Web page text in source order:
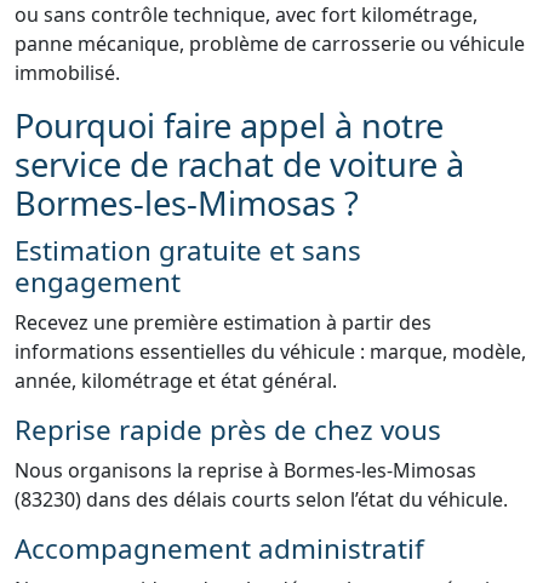
ou sans contrôle technique, avec fort kilométrage,
panne mécanique, problème de carrosserie ou véhicule
immobilisé.
Pourquoi faire appel à notre
service de rachat de voiture à
Bormes-les-Mimosas ?
Estimation gratuite et sans
engagement
Recevez une première estimation à partir des
informations essentielles du véhicule : marque, modèle,
année, kilométrage et état général.
Reprise rapide près de chez vous
Nous organisons la reprise à Bormes-les-Mimosas
(83230) dans des délais courts selon l’état du véhicule.
Accompagnement administratif